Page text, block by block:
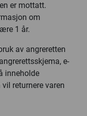
er mottatt.
om
1 år.
av angreretten
e-
inneholde
returnere varen